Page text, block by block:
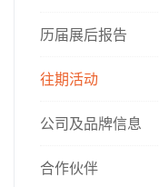
历届展后报告
往期活动
公司及品牌信息
合作伙伴